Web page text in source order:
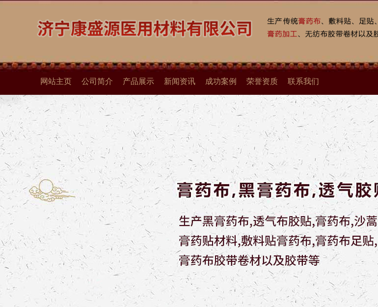
网站主页 公司简介 产品展示 新闻资讯 成功案例 荣誉资质 联系我们